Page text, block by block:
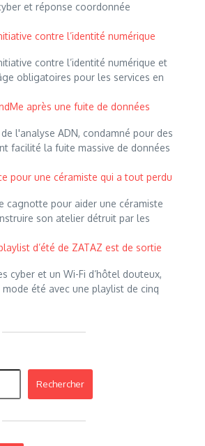
et réponse coordonnée
contre l’identité numérique
contre l’identité numérique et
obligatoires pour les services en
après une fuite de données
l'analyse ADN, condamné pour des
facilité la fuite massive de données
pour une céramiste qui a tout perdu
cagnotte pour aider une céramiste
son atelier détruit par les
d’été de ZATAZ est de sortie
cyber et un Wi-Fi d’hôtel douteux,
mode été avec une playlist de cinq
Rechercher